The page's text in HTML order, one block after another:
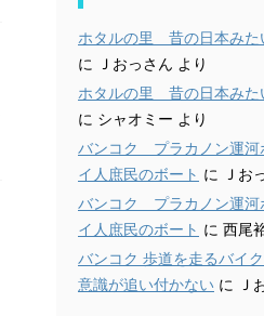
ホタルの里 昔の日本みた
に
Ｊおっさん より
ホタルの里 昔の日本みた
に シャオミー より
バンコク プラカノン運
イ人庶民のボート に Ｊお
バンコク プラカノン運
イ人庶民のボート に 西尾
バンコク 歩道を走るバイ
意識が追い付かない に Ｊ